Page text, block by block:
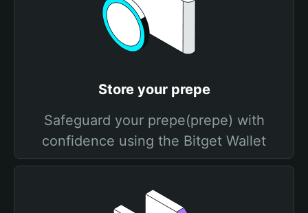
Store your prepe
Safeguard your prepe(prepe) with
confidence using the Bitget Wallet